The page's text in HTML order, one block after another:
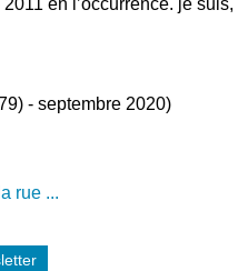
en l’occurrence. je
- septembre 2020)
rue ...